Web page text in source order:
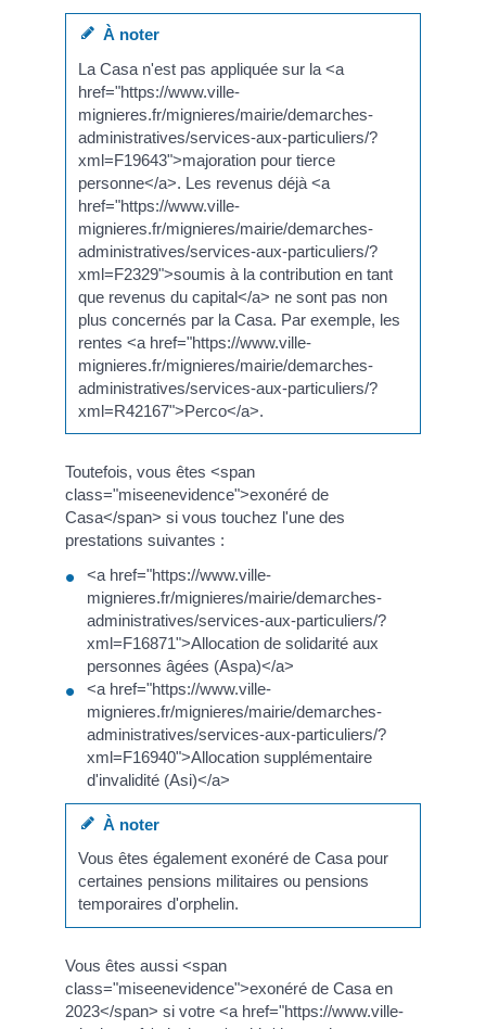
À noter
La Casa n'est pas appliquée sur la <a
href="https://www.ville-
mignieres.fr/mignieres/mairie/demarches-
administratives/services-aux-particuliers/?
xml=F19643">majoration pour tierce
personne</a>. Les revenus déjà <a
href="https://www.ville-
mignieres.fr/mignieres/mairie/demarches-
administratives/services-aux-particuliers/?
xml=F2329">soumis à la contribution en tant
que revenus du capital</a> ne sont pas non
plus concernés par la Casa. Par exemple, les
rentes <a href="https://www.ville-
mignieres.fr/mignieres/mairie/demarches-
administratives/services-aux-particuliers/?
xml=R42167">Perco</a>.
Toutefois, vous êtes <span
class="miseenevidence">exonéré de
Casa</span> si vous touchez l'une des
prestations suivantes :
<a href="https://www.ville-
mignieres.fr/mignieres/mairie/demarches-
administratives/services-aux-particuliers/?
xml=F16871">Allocation de solidarité aux
personnes âgées (Aspa)</a>
<a href="https://www.ville-
mignieres.fr/mignieres/mairie/demarches-
administratives/services-aux-particuliers/?
xml=F16940">Allocation supplémentaire
d'invalidité (Asi)</a>
À noter
Vous êtes également exonéré de Casa pour
certaines pensions militaires ou pensions
temporaires d'orphelin.
Vous êtes aussi <span
class="miseenevidence">exonéré de Casa en
2023</span> si votre <a href="https://www.ville-